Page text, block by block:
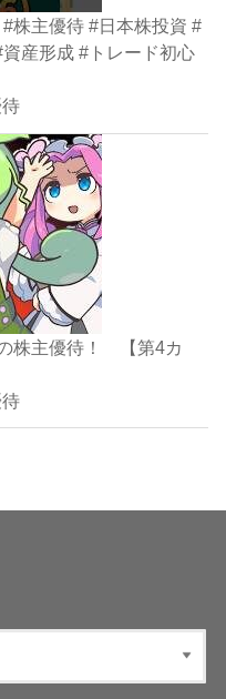
株主優待 #日本株投資 #
産形成 #トレード初心
株主優待！ 【第4カ